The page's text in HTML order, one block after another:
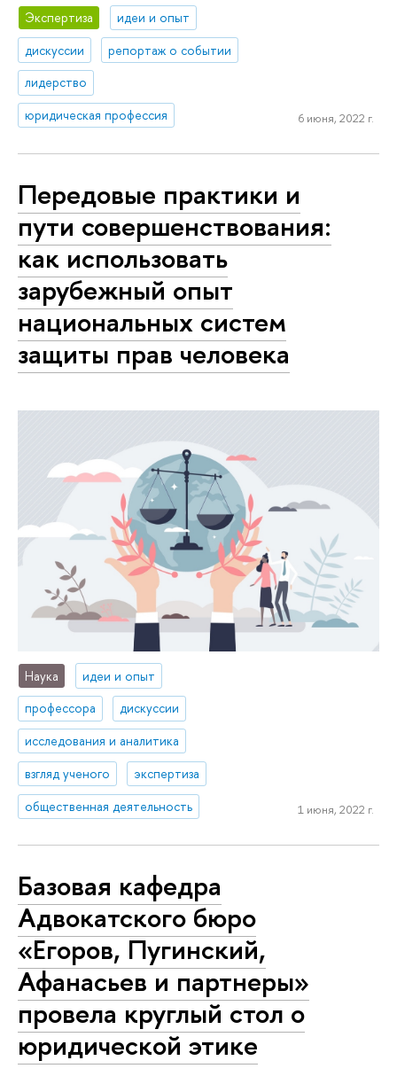
Экспертиза
идеи и опыт
дискуссии
репортаж о событии
лидерство
юридическая профессия
6 июня, 2022 г.
Передовые практики и
пути совершенствования:
как использовать
зарубежный опыт
национальных систем
защиты прав человека
Наука
идеи и опыт
профессора
дискуссии
исследования и аналитика
взгляд ученого
экспертиза
общественная деятельность
1 июня, 2022 г.
Базовая кафедра
Адвокатского бюро
«Егоров, Пугинский,
Афанасьев и партнеры»
провела круглый стол о
юридической этике